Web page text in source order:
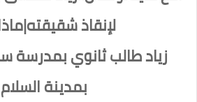
لإنقاذ
زياد طالب ثانوي بمدرسة
بمدينة